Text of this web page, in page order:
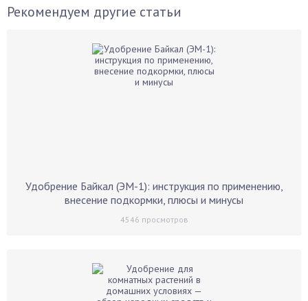
Рекомендуем другие статьи
Удобрение Байкал (ЭМ-1): инструкция по применению,
внесение подкормки, плюсы и минусы
4546 просмотров